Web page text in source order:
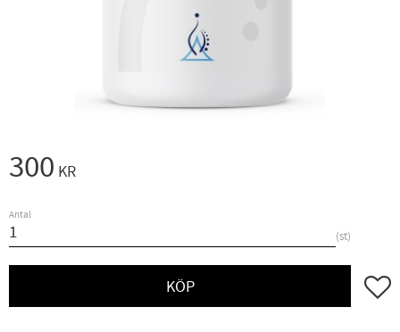
300 KR
Antal
st
KÖP Lägg